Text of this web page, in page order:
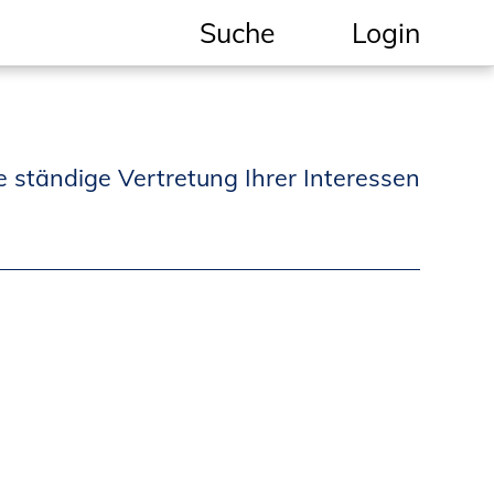
Suche
Informationen für
Login
ständige Vertretung Ihrer Interessen